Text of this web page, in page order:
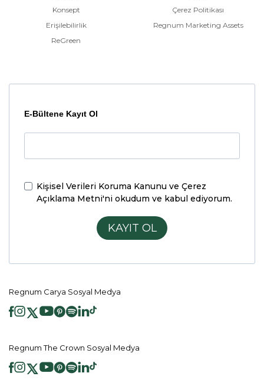
Konsept
Erişilebilirlik
ReGreen
Çerez Politikası
Regnum Marketing Assets
E-Bültene Kayıt Ol
Kişisel Verileri Koruma Kanunu ve Çerez
Açıklama Metni'ni okudum ve kabul ediyorum.
KAYIT OL
Regnum Carya Sosyal Medya
Regnum The Crown Sosyal Medya